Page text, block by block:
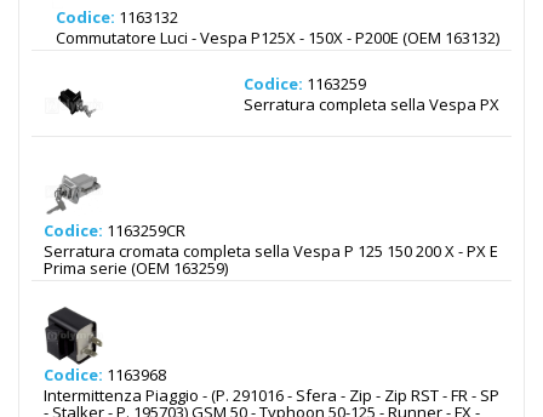
Codice: 1163132
Commutatore Luci - Vespa P125X - 150X - P200E (OEM 163132)
Codice: 1163259
Serratura completa sella Vespa PX
Codice: 1163259CR
Serratura cromata completa sella Vespa P 125 150 200 X - PX E
Prima serie (OEM 163259)
Codice: 1163968
Intermittenza Piaggio - (P. 291016 - Sfera - Zip - Zip RST - FR - SP
- Stalker - P. 195703) GSM 50 - Typhoon 50-125 - Runner - FX -